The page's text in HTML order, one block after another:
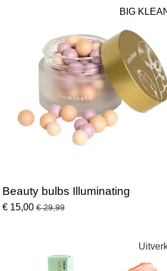
BIG
Beauty bulbs Illuminating
€ 15,00 € 29,99